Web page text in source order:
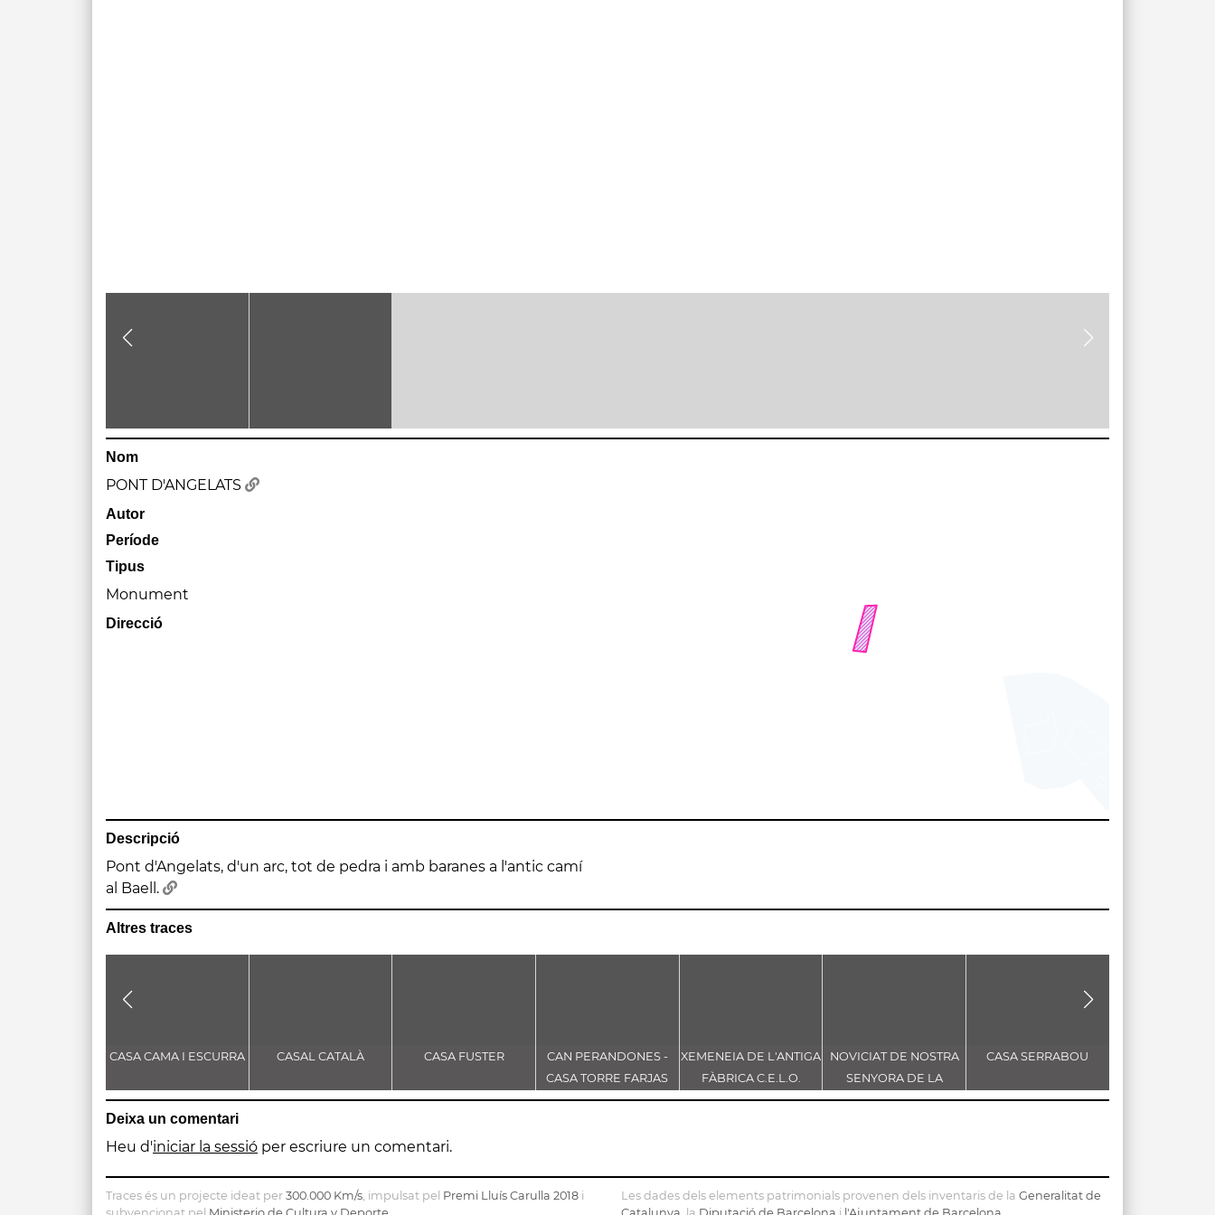
Nom
PONT D'ANGELATS
Autor
Període
Tipus
Monument
Direcció
Descripció
Pont d'Angelats, d'un arc, tot de pedra i amb baranes a l'antic camí
al Baell.
Altres traces
CASA CAMA I ESCURRA CASAL CATALÀ CASA FUSTER
CAN PERANDONES -
CASA TORRE FARJAS
XEMENEIA DE L'ANTIGA
FÀBRICA C.E.L.O.
NOVICIAT DE NOSTRA
SENYORA DE LA
CONSOLACIÓ
CASA SERRABOU
Deixa un comentari
Heu d'iniciar la sessió per escriure un comentari.
Traces és un projecte ideat per 300.000 Km/s, impulsat pel Premi Lluís Carulla 2018 i
Les dades dels elements patrimonials provenen dels inventaris de la Generalitat de